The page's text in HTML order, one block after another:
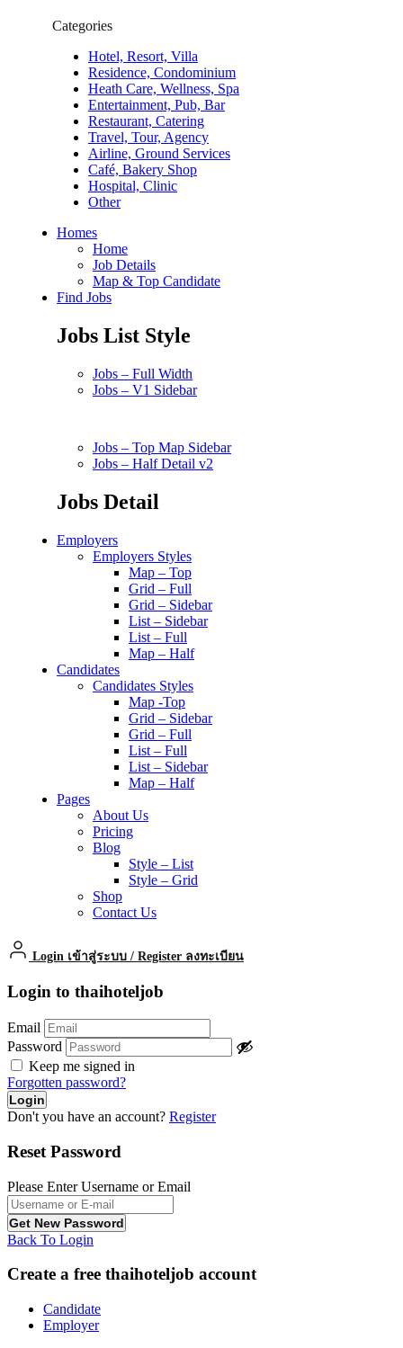
Categories
Hotel, Resort, Villa
Residence, Condominium
Heath Care, Wellness, Spa
Entertainment, Pub, Bar
Restaurant, Catering
Travel, Tour, Agency
Airline, Ground Services
Café, Bakery Shop
Hospital, Clinic
Other
Homes
Home
Job Details
Map & Top Candidate
Find Jobs
Jobs List Style
Jobs – Full Width
Jobs – V1 Sidebar
Jobs – Top Map Sidebar
Jobs – Half Detail v2
Jobs Detail
Employers
Employers Styles
Map – Top
Grid – Full
Grid – Sidebar
List – Sidebar
List – Full
Map – Half
Candidates
Candidates Styles
Map -Top
Grid – Sidebar
Grid – Full
List – Full
List – Sidebar
Map – Half
Pages
About Us
Pricing
Blog
Style – List
Style – Grid
Shop
Contact Us
Login เข้าสู่ระบบ / Register ลงทะเบียน
Login to thaihoteljob
Email
Password
Keep me signed in
Forgotten password?
Don't you have an account? Register
Reset Password
Please Enter Username or Email
Back To Login
Create a free thaihoteljob account
Candidate
Employer